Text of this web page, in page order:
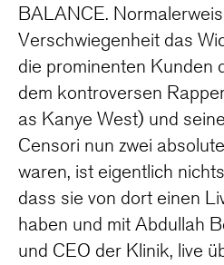
BALANCE.
Verschwiegenheit das
die prominenten Kunden
dem kontroversen
as Kanye West) und
Censori nun zwei
waren, ist eigentlich
dass sie von dort einen
haben und mit Abdullah
und CEO der Klinik, live